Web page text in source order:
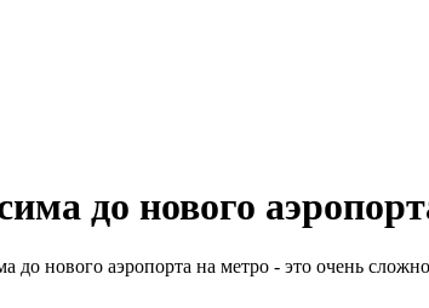
до нового
до нового аэропорта на метро - это очень